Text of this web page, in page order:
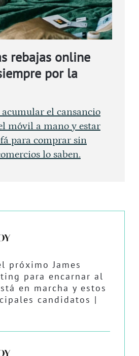
rebajas online
por la
acumular el cansancio
móvil a mano y estar
para comprar sin
lo saben.
próximo James
para encarnar al
en marcha y estos
candidatos |